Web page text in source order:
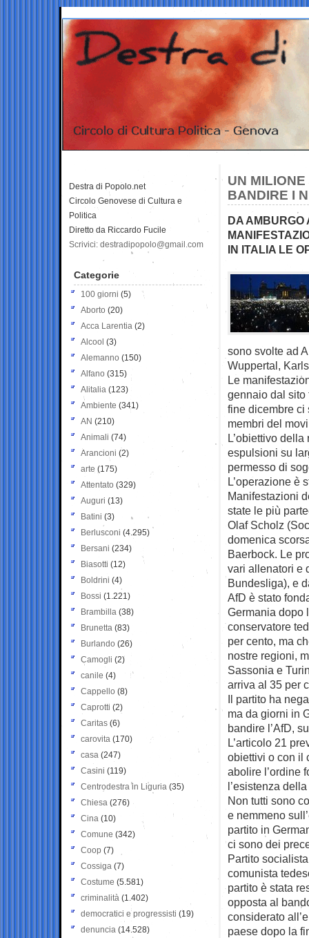
UN
BANDIRE I
DA AMBURGO
IN ITALIA LE
sono svolte ad
Wuppertal,
Le
gennaio dal sito
fine dicembre ci
membri del
L’obiettivo
espulsioni su
permesso di
L’operazione è
Manifestazioni
state le più
Olaf Scholz
domenica
Baerbock. Le
vari allenatori e
Bundesliga), e
AfD è stato
Germania dopo
conservatore
per cento, ma
nostre regioni,
Sassonia e
arriva al 35 per
Il partito ha
ma da giorni in
bandire l’AfD,
L’articolo 21
obiettivi o con il
abolire l’ordine
l’esistenza
Non tutti sono
e nemmeno
partito in
ci sono dei
Partito
comunista
partito è stata
opposta al
considerato
paese dopo la
Destra di Popolo.net
Circolo Genovese di Cultura e
Politica
Diretto da Riccardo Fucile
Scrivici: destradipopolo@gmail.com
Categorie
100 giorni (5)
Aborto (20)
Acca Larentia (2)
Alcool (3)
Alemanno (150)
Alfano (315)
Alitalia (123)
Ambiente (341)
AN (210)
Animali (74)
Arancioni (2)
arte (175)
Attentato (329)
Auguri (13)
Batini (3)
Berlusconi (4.295)
Bersani (234)
Biasotti (12)
Boldrini (4)
Bossi (1.221)
Brambilla (38)
Brunetta (83)
Burlando (26)
Camogli (2)
canile (4)
Cappello (8)
Caprotti (2)
Caritas (6)
carovita (170)
casa (247)
Casini (119)
Centrodestra in Liguria (35)
Chiesa (276)
Cina (10)
Comune (342)
Coop (7)
Cossiga (7)
Costume (5.581)
criminalità (1.402)
democratici e progressisti (19)
denuncia (14.528)